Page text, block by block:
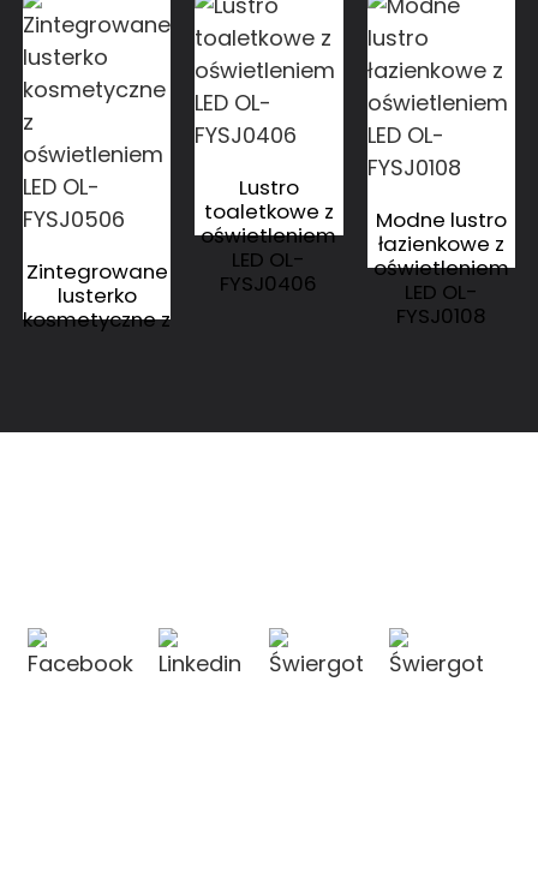
Zintegrowane
lusterko
kosmetyczne z
Lustro
toaletkowe z
oświetleniem
LED OL-
FYSJ0406
Modne lustro
łazienkowe z
oświetleniem
LED OL-
FYSJ0108